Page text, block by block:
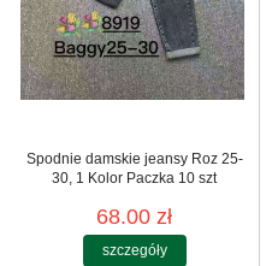
Spodnie damskie jeansy Roz 25-
30, 1 Kolor Paczka 10 szt
68.00 zł
szczegóły